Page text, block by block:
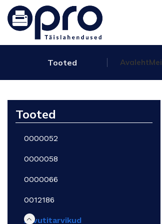
Tooted Avaleht
Tooted
0000052
0000058
0000066
0012186
Arvutitarvikud